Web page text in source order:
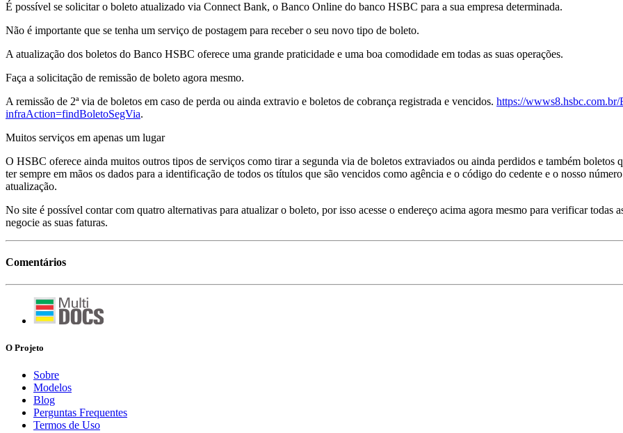
É possível se solicitar o boleto atualizado via Connect Bank, o Banco Online do banco HSBC para a sua empresa determinada.
Não é importante que se tenha um serviço de postagem para receber o seu novo tipo de boleto.
A atualização dos boletos do Banco HSBC oferece uma grande praticidade e uma boa comodidade em todas as suas operações.
Faça a solicitação de remissão de boleto agora mesmo.
A remissão de 2ª via de boletos em caso de perda ou ainda extravio e boletos de cobrança registrada e vencidos. https://
infraAction=findBoletoSegVia.
Muitos serviços em apenas um lugar
O HSBC oferece ainda muitos outros tipos de serviços como tirar a segunda via de boletos extraviados ou ainda perdidos e também boletos
ter sempre em mãos os dados para a identificação de todos os títulos que são vencidos como agência e o código do cedente e o nosso
atualização.
No site é possível contar com quatro alternativas para atualizar o boleto, por isso acesse o endereço acima agora mesmo para verificar todas
negocie as suas faturas.
Comentários
O Projeto
Sobre
Modelos
Blog
Perguntas Frequentes
Termos de Uso